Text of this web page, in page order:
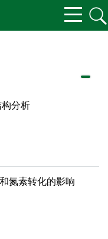
分析
氮素转化的影响